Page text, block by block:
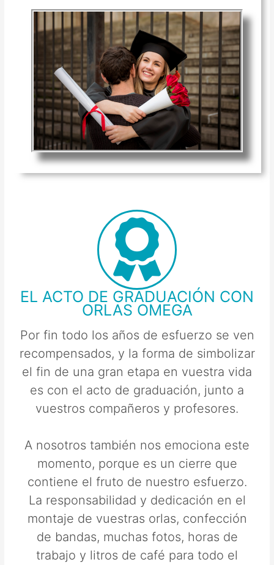
EL ACTO DE GRADUACIÓN CON
ORLAS OMEGA
Por fin todo los años de esfuerzo se ven
recompensados, y la forma de simbolizar
el fin de una gran etapa en vuestra vida
es con el acto de graduación, junto a
vuestros compañeros y profesores.
A nosotros también nos emociona este
momento, porque es un cierre que
contiene el fruto de nuestro esfuerzo.
La responsabilidad y dedicación en el
montaje de vuestras orlas, confección
de bandas, muchas fotos, horas de
trabajo y litros de café para todo el